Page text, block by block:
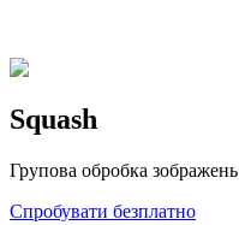
Squash
Групова обробка зображень
Спробувати безплатно